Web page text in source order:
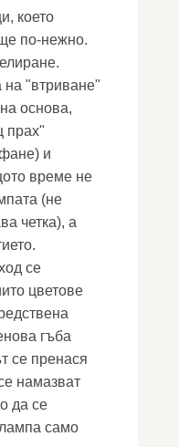
което
по-нежно.
на "втриване"
основа,
прах"
и
време не
(не
четка), а
се
цветове
гъба
се пренася
намазват
да се
само